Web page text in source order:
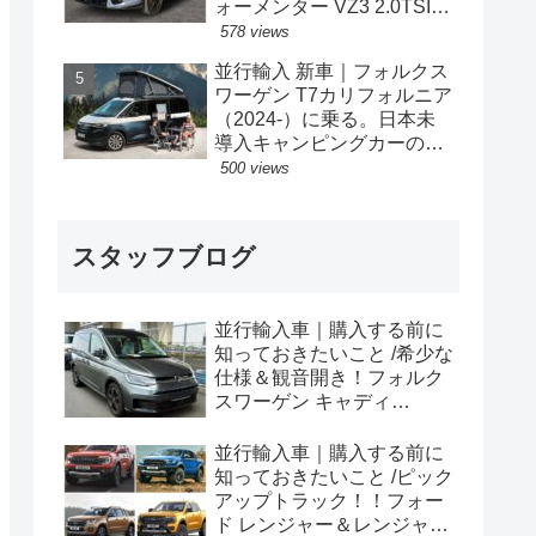
ォーメンター VZ3 2.0TSI
333PS 4Drive 7DSG 右ハン
578 views
並行輸入 新車｜フォルクス
ワーゲン T7カリフォルニア
（2024-）に乗る。日本未
導入キャンピングカーの概
要・スペック・価格の情
500 views
スタッフブログ
並行輸入車｜購入する前に
知っておきたいこと /希少な
仕様＆観音開き！フォルク
スワーゲン キャディ
並行輸入車｜購入する前に
知っておきたいこと /ピック
アップトラック！！フォー
ド レンジャー＆レンジャー